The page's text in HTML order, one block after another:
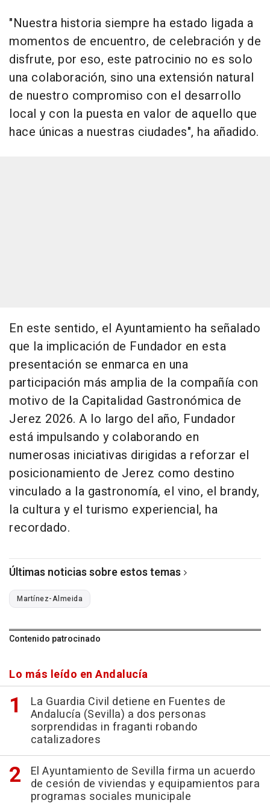
"Nuestra historia siempre ha estado ligada a
momentos de encuentro, de celebración y de
disfrute, por eso, este patrocinio no es solo
una colaboración, sino una extensión natural
de nuestro compromiso con el desarrollo
local y con la puesta en valor de aquello que
hace únicas a nuestras ciudades", ha añadido.
En este sentido, el Ayuntamiento ha señalado
que la implicación de Fundador en esta
presentación se enmarca en una
participación más amplia de la compañía con
motivo de la Capitalidad Gastronómica de
Jerez 2026. A lo largo del año, Fundador
está impulsando y colaborando en
numerosas iniciativas dirigidas a reforzar el
posicionamiento de Jerez como destino
vinculado a la gastronomía, el vino, el brandy,
la cultura y el turismo experiencial, ha
recordado.
Últimas noticias sobre estos temas
Martínez-Almeida
Contenido patrocinado
Lo más leído en Andalucía
La Guardia Civil detiene en Fuentes de
Andalucía (Sevilla) a dos personas
sorprendidas in fraganti robando
catalizadores
El Ayuntamiento de Sevilla firma un acuerdo
de cesión de viviendas y equipamientos para
programas sociales municipale